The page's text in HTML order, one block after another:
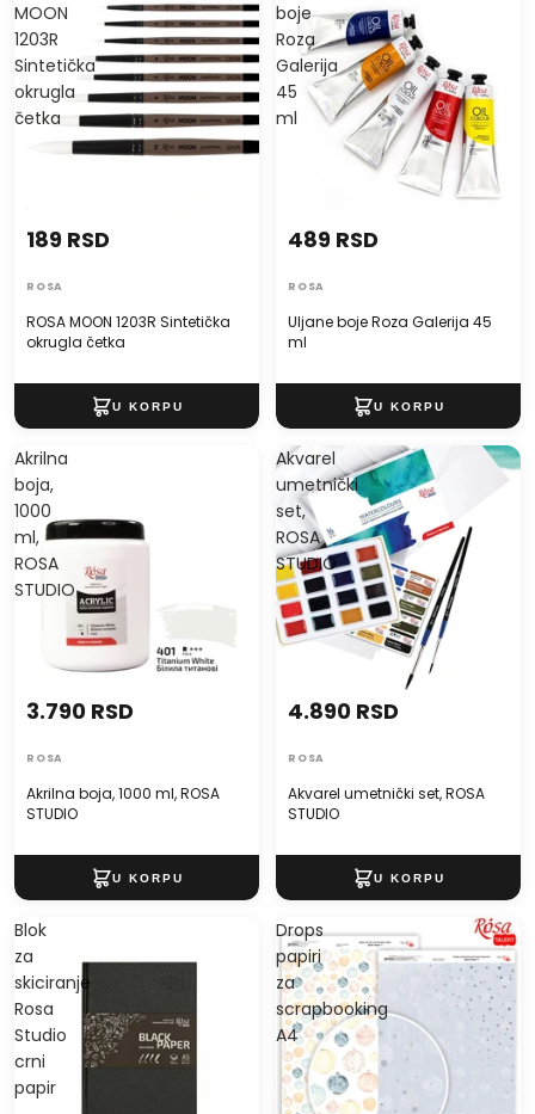
MOON
1203R
Sintetička
okrugla
četka
ROSA MOON 1203R Sintetička
okrugla četka
189 RSD
ROSA
boje
Roza
Galerija
45
ml
Uljane boje Roza Galerija 45
ml
489 RSD
ROSA
Akrilna
boja,
1000
ml,
ROSA
STUDIO
Akrilna boja, 1000 ml, ROSA
STUDIO
3.790 RSD
ROSA
Akvarel
umetnički
set,
ROSA
STUDIO
Akvarel umetnički set, ROSA
STUDIO
4.890 RSD
ROSA
Blok
za
skiciranje
Rosa
Studio
crni
papir
Drops
papiri
za
scrapbooking
A4